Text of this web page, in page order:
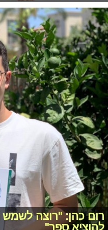
רום כהן: "רוצה
להוציא ספר"